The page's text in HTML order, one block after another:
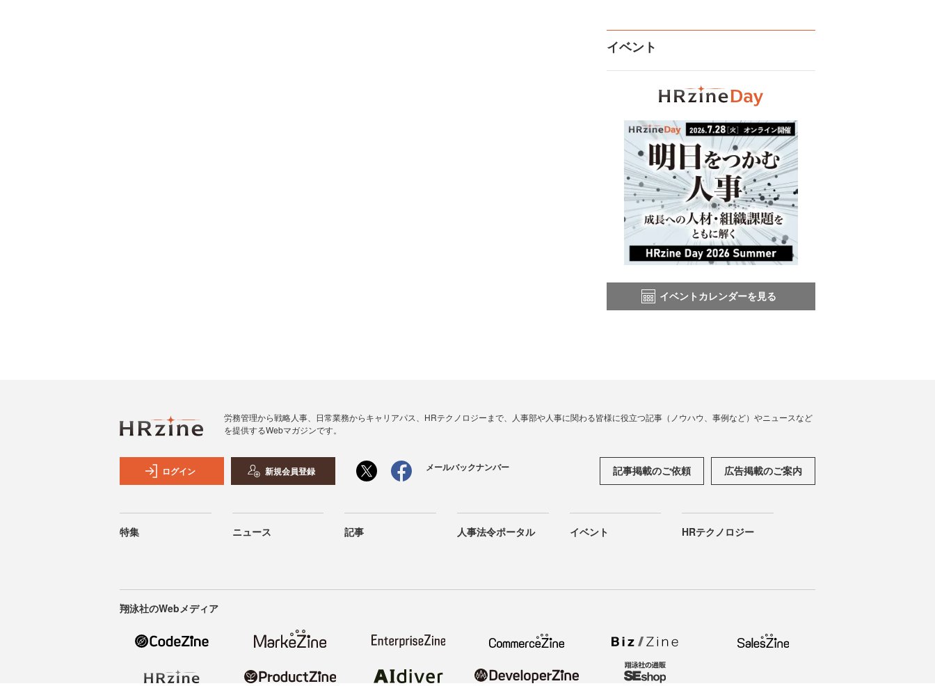
イベント
イベントカレンダーを見る
労務管理から戦略人事、日常業務からキャリアパス、HRテクノロジーまで、人事部や人事に関わる皆様に役立つ記事（ノウハウ、事例など）やニュースなど
を提供するWebマガジンです。
ログイン 新規会員登録 メールバックナンバー 記事掲載のご依頼 広告掲載のご案内
特集 ニュース 記事 人事法令ポータル イベント HRテクノロジー
翔泳社のWebメディア